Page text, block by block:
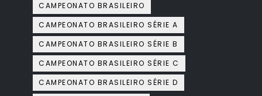
CAMPEONATO BRASILEIRO
CAMPEONATO BRASILEIRO SÉRIE A
CAMPEONATO BRASILEIRO SÉRIE B
CAMPEONATO BRASILEIRO SÉRIE C
CAMPEONATO BRASILEIRO SÉRIE D